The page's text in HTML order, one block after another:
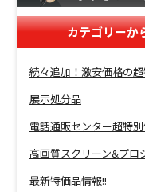
カテゴリーか
展示処分品
最新特価品情報!!